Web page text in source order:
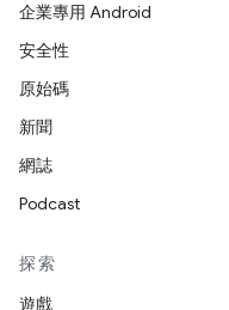
企業專用 Android
安全性
原始碼
新聞
網誌
Podcast
探索
遊戲